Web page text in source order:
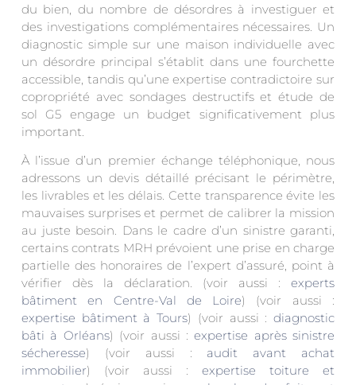
du bien, du nombre de désordres à investiguer et
des investigations complémentaires nécessaires. Un
diagnostic simple sur une maison individuelle avec
un désordre principal s’établit dans une fourchette
accessible, tandis qu’une expertise contradictoire sur
copropriété avec sondages destructifs et étude de
sol G5 engage un budget significativement plus
important.
À l’issue d’un premier échange téléphonique, nous
adressons un devis détaillé précisant le périmètre,
les livrables et les délais. Cette transparence évite les
mauvaises surprises et permet de calibrer la mission
au juste besoin. Dans le cadre d’un sinistre garanti,
certains contrats MRH prévoient une prise en charge
partielle des honoraires de l’expert d’assuré, point à
vérifier dès la déclaration. (voir aussi : experts
bâtiment en Centre-Val de Loire) (voir aussi :
expertise bâtiment à Tours) (voir aussi :diagnostic
bâti à Orléans) (voir aussi :expertise après sinistre
sécheresse) (voir aussi : audit avant achat
immobilier) (voir aussi : expertise toiture et